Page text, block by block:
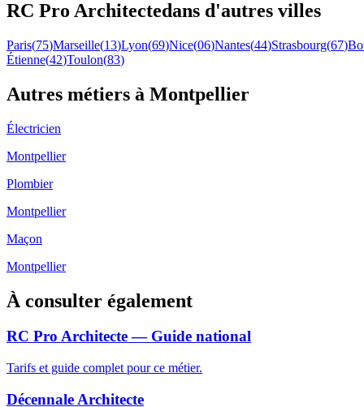
RC Pro Architectedans d'autres villes
Paris(75)Marseille(13)Lyon(69)Nice(06)Nantes(44)Strasbourg(67)
Étienne(42)Toulon(83)
Autres métiers à Montpellier
Électricien
Montpellier
Plombier
Montpellier
Maçon
Montpellier
À consulter également
RC Pro Architecte — Guide national
Tarifs et guide complet pour ce métier.
Décennale Architecte